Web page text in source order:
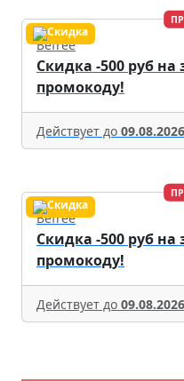
Befree
Скидка -500 руб на
промокоду!
Действует до 09.08.2026
Befree
Скидка -500 руб на
промокоду!
Действует до 09.08.2026